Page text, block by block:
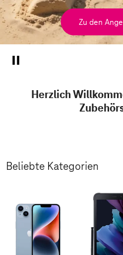
Zu den
Herzlich
Beliebte Kategorien